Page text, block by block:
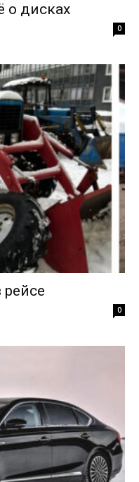
о дисках
0
0